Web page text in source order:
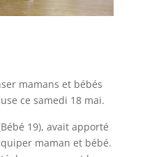
mamans et bébés
ce samedi 18 mai.
19), avait apporté
maman et bébé.